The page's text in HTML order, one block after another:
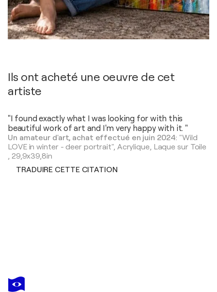
Ils ont acheté une oeuvre de cet
artiste
"I found exactly what I was looking for with this
beautiful work of art and I'm very happy with it. "
Un amateur d'art, achat effectué en juin 2024: "Wild
LOVE in winter - deer portrait", Acrylique, Laque sur Toile
, 29,9x39,8in
TRADUIRE CETTE CITATION
ALIAKSANDRA TSESARSKAYA
Girl with Gucci - colorful portrait woman